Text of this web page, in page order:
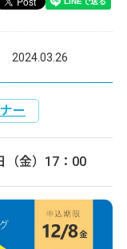
2024.03.26
ー
（金）17：00